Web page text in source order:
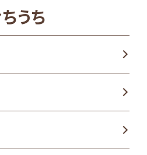
うち